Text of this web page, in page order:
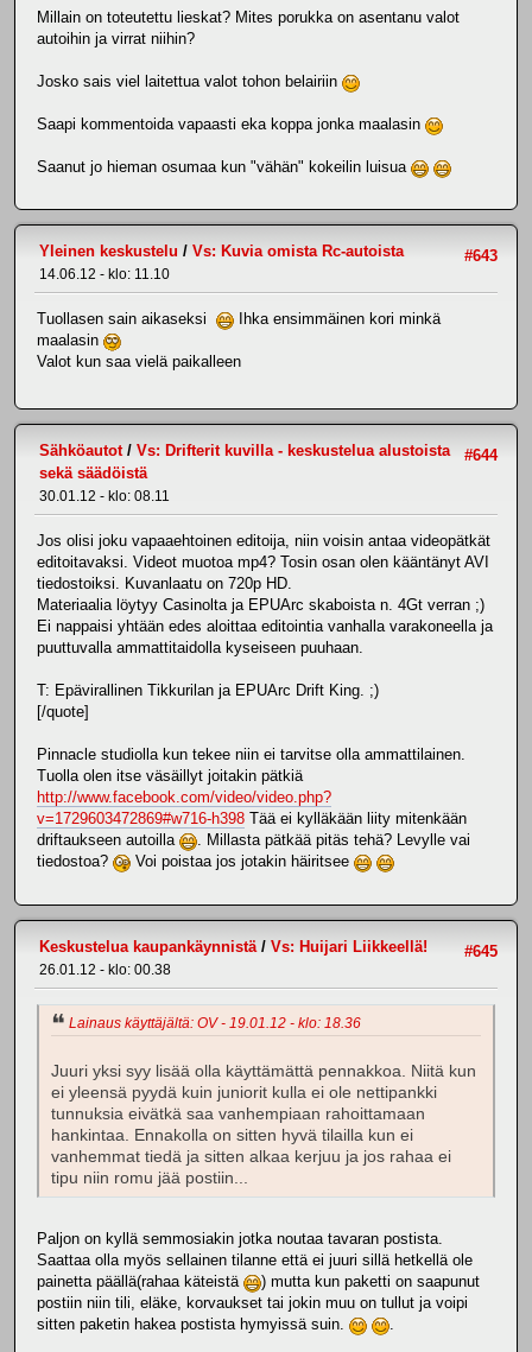
Millain on toteutettu lieskat? Mites porukka on asentanu valot
autoihin ja virrat niihin?
Josko sais viel laitettua valot tohon belairiin
Saapi kommentoida vapaasti eka koppa jonka maalasin
Saanut jo hieman osumaa kun "vähän" kokeilin luisua
#643
Yleinen keskustelu / Vs: Kuvia omista Rc-autoista
14.06.12 - klo: 11.10
Tuollasen sain aikaseksi
Ihka ensimmäinen kori minkä
maalasin
Valot kun saa vielä paikalleen
#644
Sähköautot/ Vs: Drifterit kuvilla - keskustelua alustoista
sekä säädöistä
30.01.12 - klo: 08.11
Jos olisi joku vapaaehtoinen editoija, niin voisin antaa videopätkät
editoitavaksi. Videot muotoa mp4? Tosin osan olen kääntänyt AVI
tiedostoiksi. Kuvanlaatu on 720p HD.
Materiaalia löytyy Casinolta ja EPUArc skaboista n. 4Gt verran ;)
Ei nappaisi yhtään edes aloittaa editointia vanhalla varakoneella ja
puuttuvalla ammattitaidolla kyseiseen puuhaan.
T: Epävirallinen Tikkurilan ja EPUArc Drift King. ;)
[/quote]
Pinnacle studiolla kun tekee niin ei tarvitse olla ammattilainen.
Tuolla olen itse väsäillyt joitakin pätkiä
http://www.facebook.com/video/video.php?
v=1729603472869#w716-h398 Tää ei kylläkään liity mitenkään
driftaukseen autoilla
. Millasta pätkää pitäs tehä? Levylle vai
tiedostoa?
Voi poistaa jos jotakin häiritsee
#645
Keskustelua kaupankäynnistä / Vs: Huijari Liikkeellä!
26.01.12 - klo: 00.38
Lainaus käyttäjältä: OV - 19.01.12 - klo: 18.36
Juuri yksi syy lisää olla käyttämättä pennakkoa. Niitä kun
ei yleensä pyydä kuin juniorit kulla ei ole nettipankki
tunnuksia eivätkä saa vanhempiaan rahoittamaan
hankintaa. Ennakolla on sitten hyvä tilailla kun ei
vanhemmat tiedä ja sitten alkaa kerjuu ja jos rahaa ei
tipu niin romu jää postiin...
Paljon on kyllä semmosiakin jotka noutaa tavaran postista.
Saattaa olla myös sellainen tilanne että ei juuri sillä hetkellä ole
painetta päällä(rahaa käteistä
) mutta kun paketti on saapunut
postiin niin tili, eläke, korvaukset tai jokin muu on tullut ja voipi
sitten paketin hakea postista hymyissä suin.